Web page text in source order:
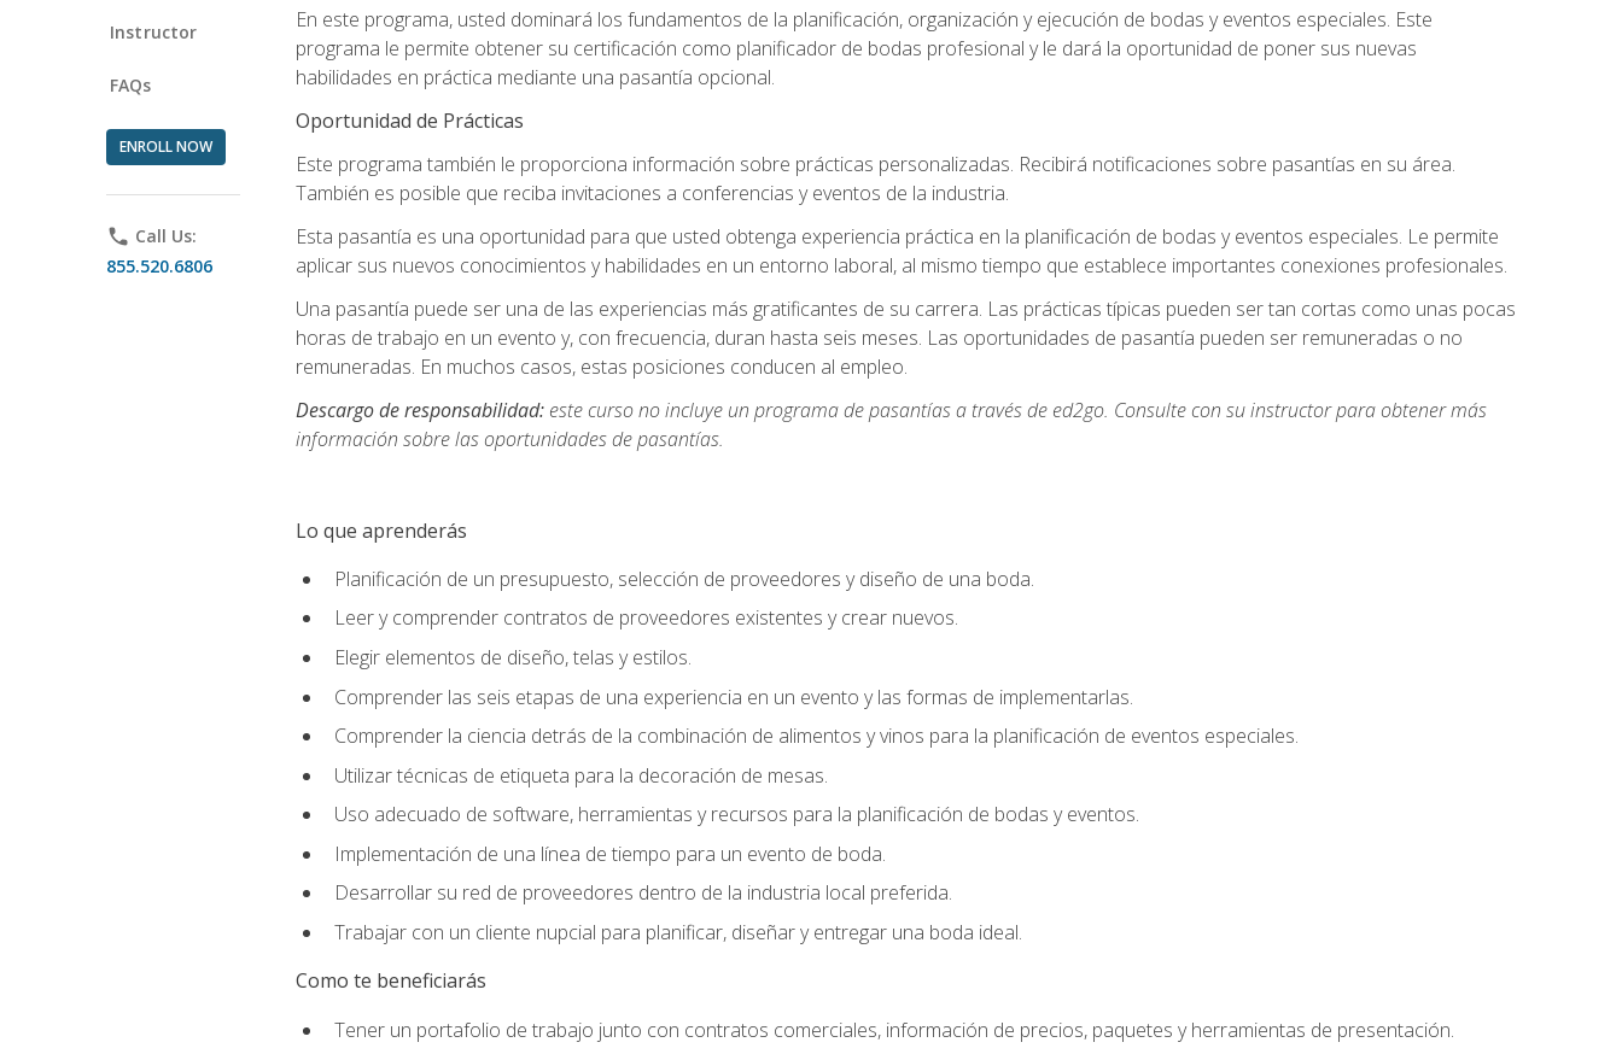
Instructor
FAQs
ENROLL NOW
phone Call Us:
855.520.6806
En este programa, usted dominará los fundamentos de la planificación, organización y ejecución de bodas y eventos especiales. Este
programa le permite obtener su certificación como planificador de bodas profesional y le dará la oportunidad de poner sus nuevas
habilidades en práctica mediante una pasantía opcional.
Oportunidad de Prácticas
Este programa también le proporciona información sobre prácticas personalizadas. Recibirá notificaciones sobre pasantías en su área.
También es posible que reciba invitaciones a conferencias y eventos de la industria.
Esta pasantía es una oportunidad para que usted obtenga experiencia práctica en la planificación de bodas y eventos especiales. Le permite
aplicar sus nuevos conocimientos y habilidades en un entorno laboral, al mismo tiempo que establece importantes conexiones profesionales.
Una pasantía puede ser una de las experiencias más gratificantes de su carrera. Las prácticas típicas pueden ser tan cortas como unas pocas
horas de trabajo en un evento y, con frecuencia, duran hasta seis meses. Las oportunidades de pasantía pueden ser remuneradas o no
remuneradas. En muchos casos, estas posiciones conducen al empleo.
Descargo de responsabilidad:este curso no incluye un programa de pasantías a través de ed2go. Consulte con su instructor para obtener más
información sobre las oportunidades de pasantías.
Lo que aprenderás
Planificación de un presupuesto, selección de proveedores y diseño de una boda.
Leer y comprender contratos de proveedores existentes y crear nuevos.
Elegir elementos de diseño, telas y estilos.
Comprender las seis etapas de una experiencia en un evento y las formas de implementarlas.
Comprender la ciencia detrás de la combinación de alimentos y vinos para la planificación de eventos especiales.
Utilizar técnicas de etiqueta para la decoración de mesas.
Uso adecuado de software, herramientas y recursos para la planificación de bodas y eventos.
Implementación de una línea de tiempo para un evento de boda.
Desarrollar su red de proveedores dentro de la industria local preferida.
Trabajar con un cliente nupcial para planificar, diseñar y entregar una boda ideal.
Como te beneficiarás
Tener un portafolio de trabajo junto con contratos comerciales, información de precios, paquetes y herramientas de presentación.